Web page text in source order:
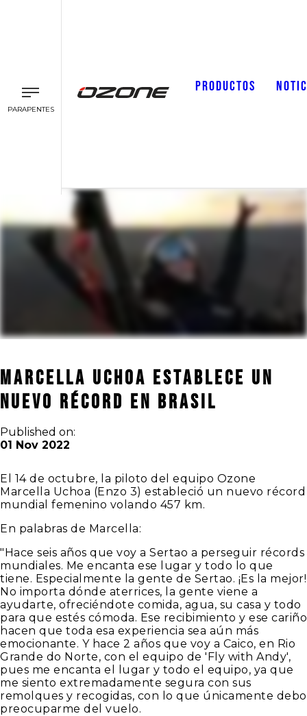
PARAPENTES
PRODUCTOS
MARCELLA UCHOA ESTABLECE UN
NUEVO RÉCORD EN BRASIL
Published on:
01 Nov 2022
El 14 de octubre, la piloto del equipo Ozone
Marcella Uchoa (Enzo 3) estableció un nuevo récord
mundial femenino volando 457 km.
En palabras de Marcella:
"Hace seis años que voy a Sertao a perseguir récords
mundiales. Me encanta ese lugar y todo lo que
tiene. Especialmente la gente de Sertao. ¡Es la mejor!
No importa dónde aterrices, la gente viene a
ayudarte, ofreciéndote comida, agua, su casa y todo
para que estés cómoda. Ese recibimiento y ese cariño
hacen que toda esa experiencia sea aún más
emocionante. Y hace 2 años que voy a Caico, en Rio
Grande do Norte, con el equipo de 'Fly with Andy',
pues me encanta el lugar y todo el equipo, ya que
me siento extremadamente segura con sus
remolques y recogidas, con lo que únicamente debo
preocuparme del vuelo.